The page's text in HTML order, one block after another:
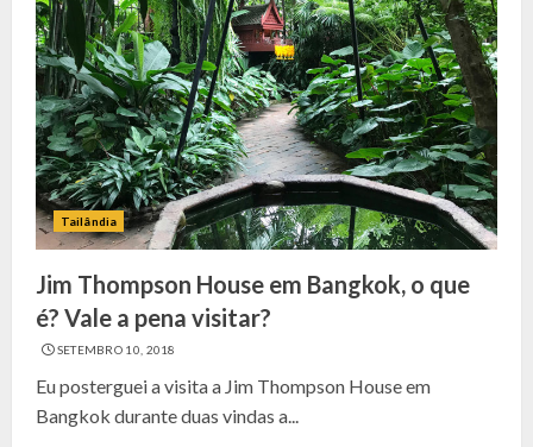
Tailândia
Jim Thompson House em Bangkok, o que
é? Vale a pena visitar?
SETEMBRO 10, 2018
Eu posterguei a visita a Jim Thompson House em
Bangkok durante duas vindas a...